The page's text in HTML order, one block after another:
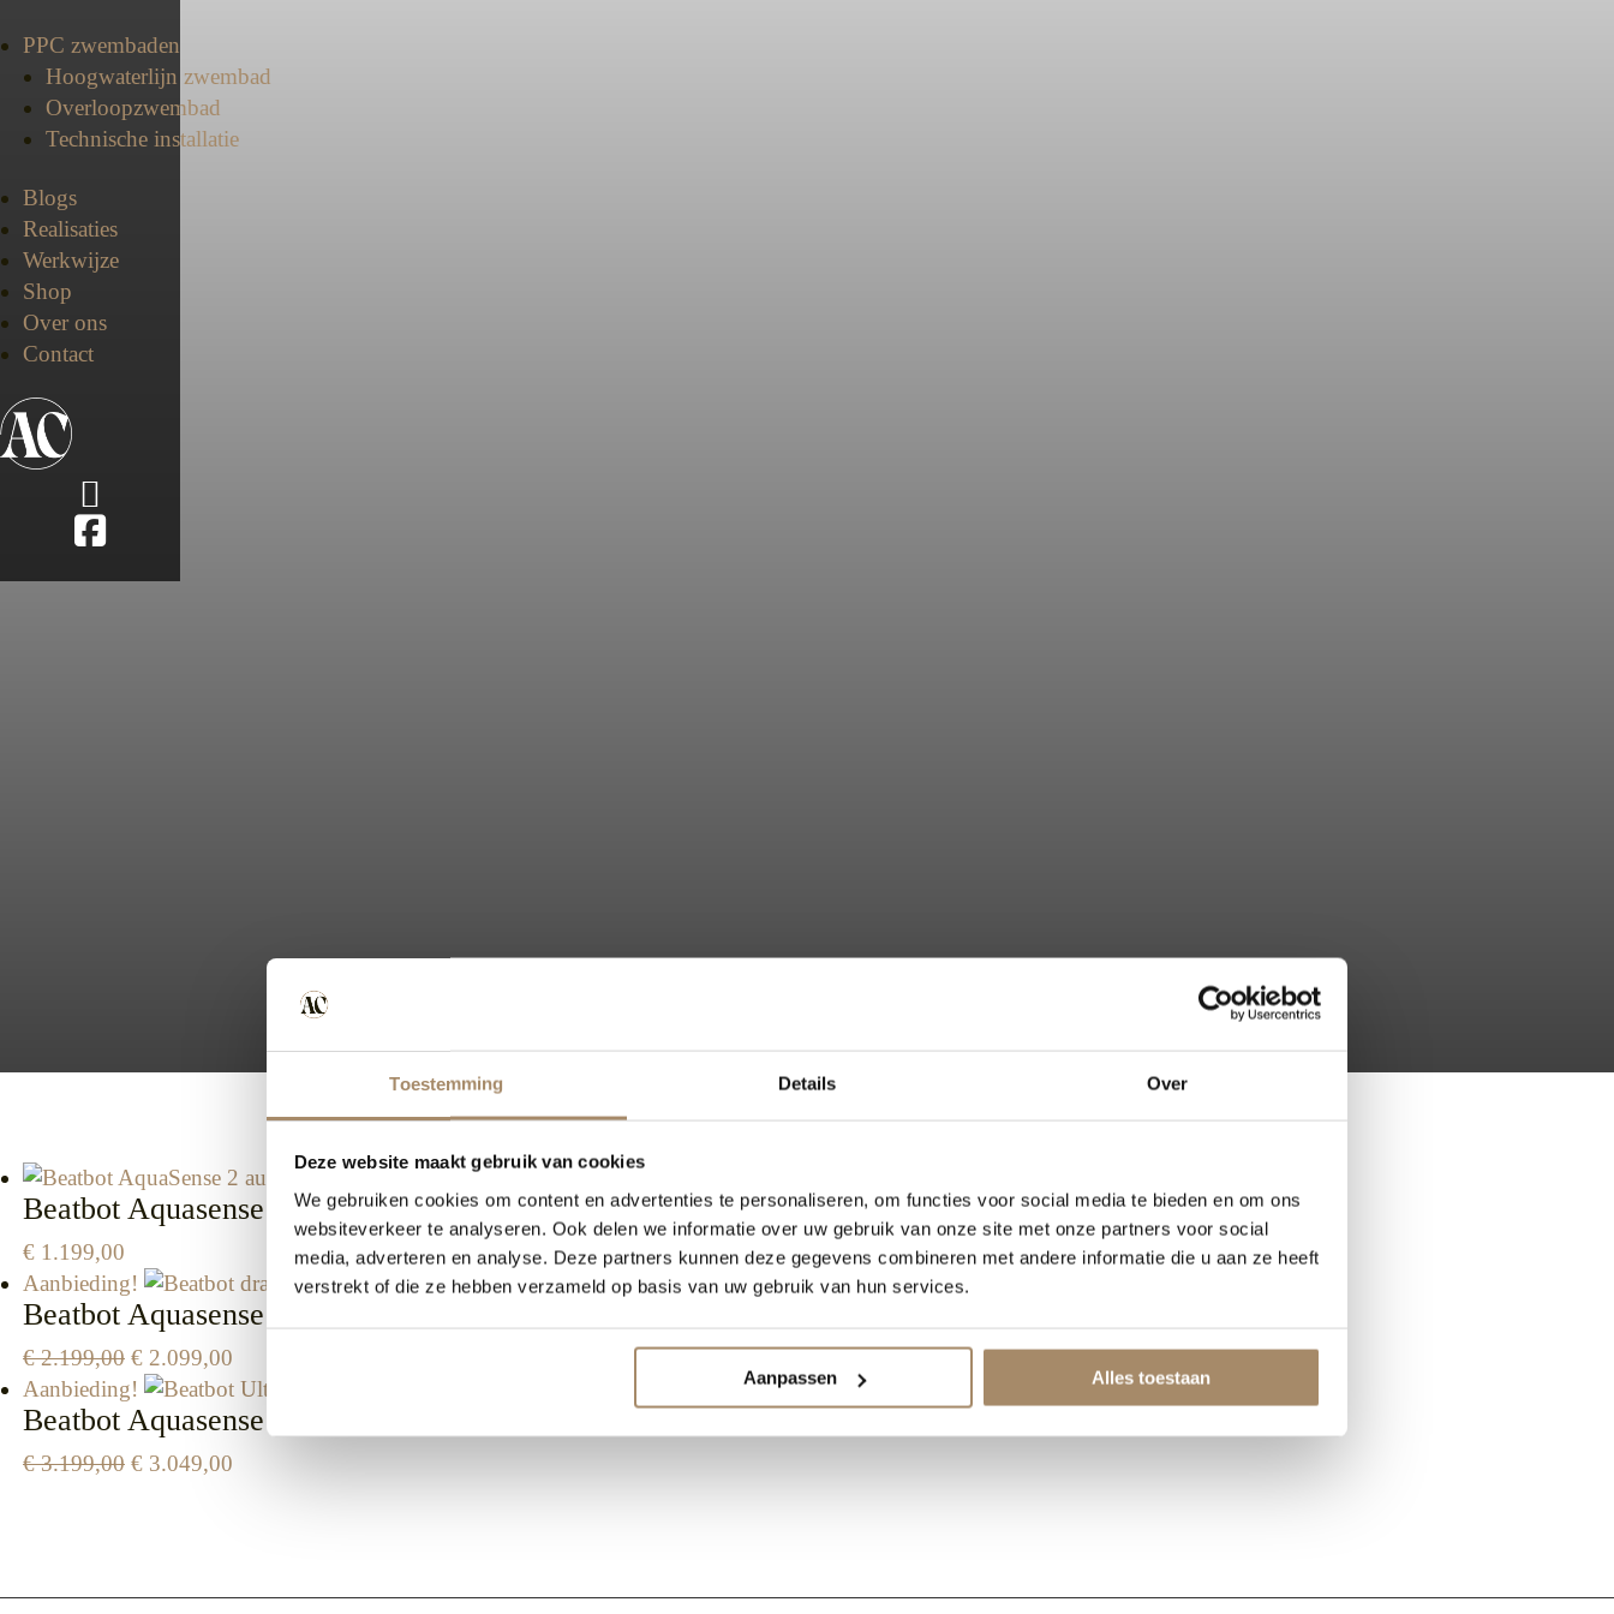
Toestemming Details Over
Deze website maakt gebruik van cookies
We gebruiken cookies om content en advertenties te personaliseren, om functies voor social media te bieden en om ons
websiteverkeer te analyseren. Ook delen we informatie over uw gebruik van onze site met onze partners voor social
media, adverteren en analyse. Deze partners kunnen deze gegevens combineren met andere informatie die u aan ze heeft
verstrekt of die ze hebben verzameld op basis van uw gebruik van hun services.
Aanpassen Alles toestaan
PPC zwembaden
Hoogwaterlijn zwembad
Overloopzwembad
Technische installatie
Blogs
Realisaties
Werkwijze
Shop
Over ons
Contact


Beatbot Aquasense 2
€ 1.199,00
Aanbieding!
Beatbot Aquasense 2 Pro
€2.199,00 Oorspronkelijke
prijs
was:
€ 2.199,00.
€ 2.099,00
prijs
is:
Aanbieding!
Beatbot Aquasense 2 Ultra
€3.199,00 Oorspronkelijke
€ 3.049,00